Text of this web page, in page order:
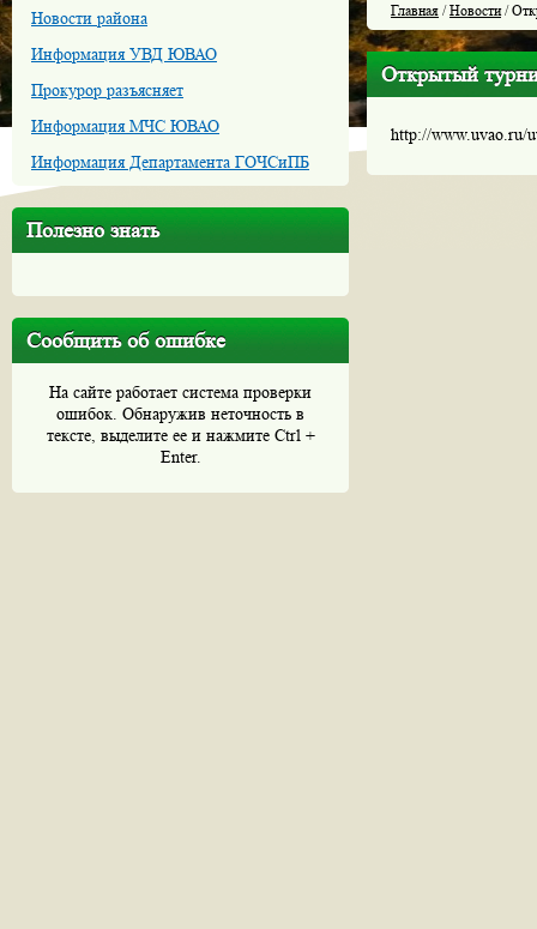
Новости района
Информация УВД ЮВАО
Прокурор разъясняет
Информация МЧС ЮВАО
Информация Департамента ГОЧСиПБ
Полезно знать
Сообщить об ошибке
На сайте работает система проверки
ошибок. Обнаружив неточность в
тексте, выделите ее и нажмите Ctrl +
Enter.
Главная /Новости/
Открытый
http://www.uvao.ru/